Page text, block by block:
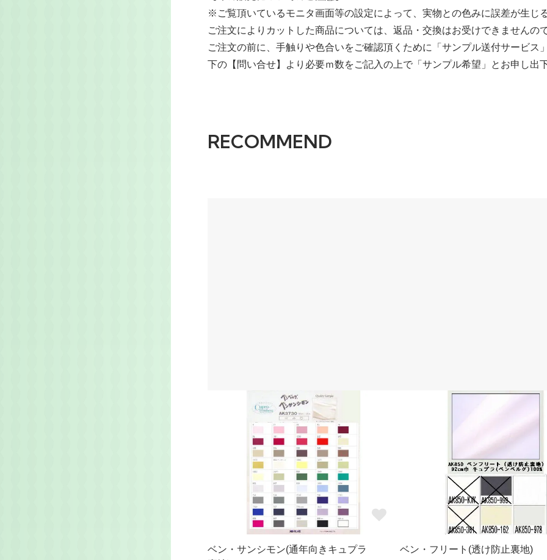
※ご覧頂いているモニタ画面等の設定によって、実物との色みに誤差が生じ
ご注文によりカットした商品については、返品・交換はお受けできませんの
ご注文の前に、手触りや色合いをご確認頂くために「サンプル送付サービス
下の【問い合せ】より必要ｍ数をご記入の上で「サンプル希望」とお申し出
RECOMMEND
ベン・サンシモン(通年向きキュプラ
ベン・フリート(透け防止裏地)
95円(本体87円、税8円)
999(黒)
95円(本体87円、税8円)
95円(本体87円、税8円)